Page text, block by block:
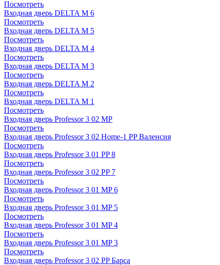
Посмотреть
Входная дверь DELTA M 6
Посмотреть
Входная дверь DELTA M 5
Посмотреть
Входная дверь DELTA M 4
Посмотреть
Входная дверь DELTA M 3
Посмотреть
Входная дверь DELTA M 2
Посмотреть
Входная дверь DELTA M 1
Посмотреть
Входная дверь Professor 3 02 MP
Посмотреть
Входная дверь Professor 3 02 Home-1 PP Валенсия
Посмотреть
Входная дверь Professor 3 01 PP 8
Посмотреть
Входная дверь Professor 3 02 PP 7
Посмотреть
Входная дверь Professor 3 01 MP 6
Посмотреть
Входная дверь Professor 3 01 MP 5
Посмотреть
Входная дверь Professor 3 01 MP 4
Посмотреть
Входная дверь Professor 3 01 MP 3
Посмотреть
Входная дверь Professor 3 02 PP Барса